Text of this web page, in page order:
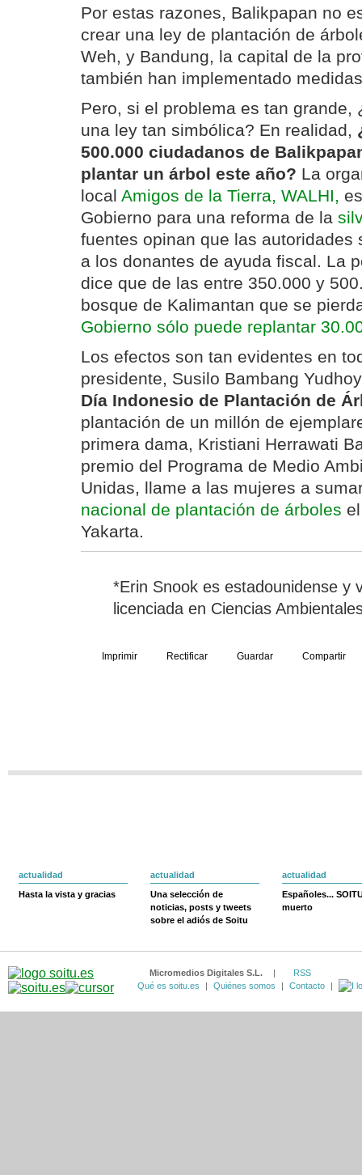
Por estas razones, Balikpapan no
crear una ley de plantación de
Weh, y Bandung, la capital de la
también han implementado
Pero, si el problema es tan grande,
una ley tan simbólica? En realidad,
500.000 ciudadanos de
plantar un árbol este año? La
local Amigos de la Tierra, WALHI,
Gobierno para una reforma de la
fuentes opinan que las autoridades
a los donantes de ayuda fiscal. La
dice que de las entre 350.000 y
bosque de Kalimantan que se
Gobierno sólo puede replantar
Los efectos son tan evidentes en
presidente, Susilo Bambang
Día Indonesio de Plantación de
plantación de un millón de
primera dama, Kristiani Herrawati
premio del Programa de Medio
Unidas, llame a las mujeres a
nacional de plantación de árboles
Yakarta.
*Erin Snook es estadounidense y
licenciada en Ciencias
Imprimir Rectificar Guardar Compartir
actualidad
Hasta la vista y gracias
actualidad
Una selección de
noticias, posts y tweets
sobre el adiós de Soitu
actualidad
Españoles...
muerto
Micromedios Digitales S.L.
RSS
Qué es soitu.es
Quiénes somos Contacto